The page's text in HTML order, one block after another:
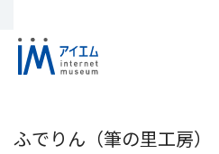
ふでりん（筆の里工房）